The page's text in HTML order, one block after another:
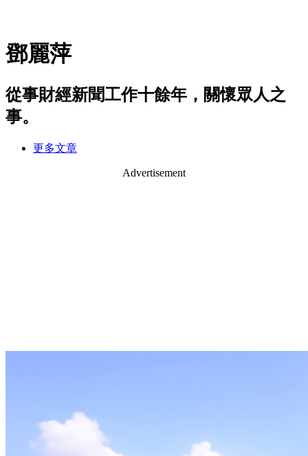
鄧麗萍
從事財經新聞工作十餘年，關懷眾人之
事。
更多文章
Advertisement